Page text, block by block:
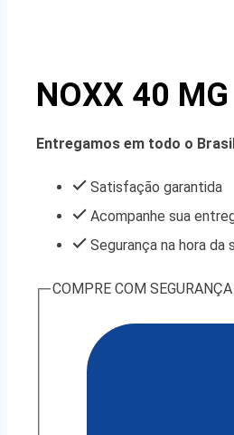
NOXX 40
Entregamos em todo o Brasil
Satisfação garantida
Acompanhe sua
Segurança na hora da
COMPRE COM SEGURANÇA